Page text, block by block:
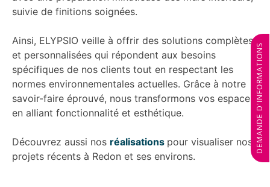
suivie de finitions soignées.
Ainsi, ELYPSIO veille à offrir des solutions complètes
et personnalisées qui répondent aux besoins
spécifiques de nos clients tout en respectant les
normes environnementales actuelles. Grâce à notre
savoir-faire éprouvé, nous transformons vos espaces
en alliant fonctionnalité et esthétique.
Découvrez aussi nos réalisations pour visualiser nos
projets récents à Redon et ses environs.
DEMANDE D'INFORMATIONS